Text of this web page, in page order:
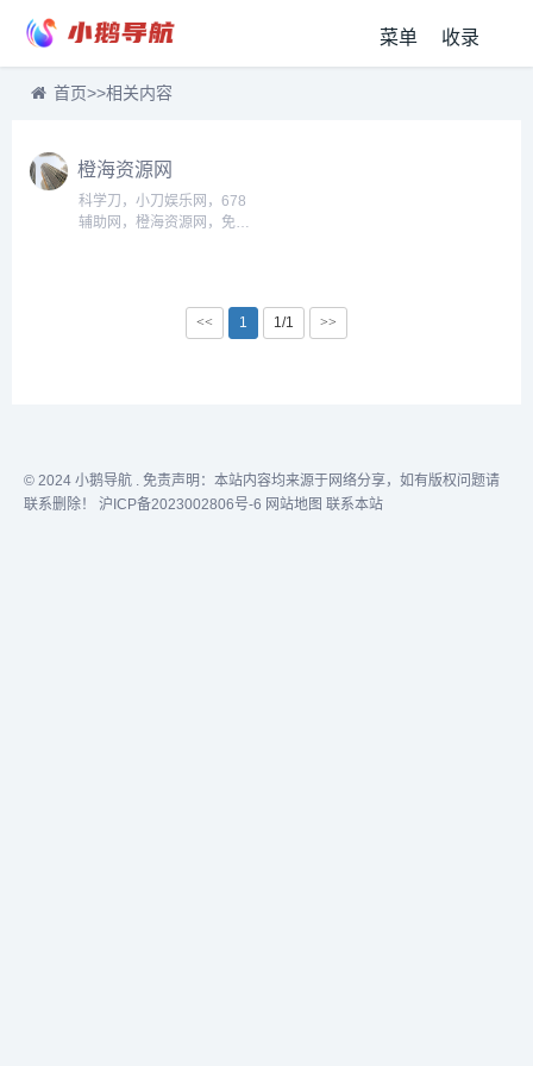
菜单 收录
首页>>相关内容
橙海资源网
科学刀，小刀娱乐网，678
辅助网，橙海资源网，免费
报,技术教程,自学教程,网站
源码,技术导航,绿色资源,包
<< 1 1/1 >>
© 2024 小鹅导航 . 免责声明：本站内容均来源于网络分享，如有版权问题请
联系删除！ 沪ICP备2023002806号-6 网站地图 联系本站